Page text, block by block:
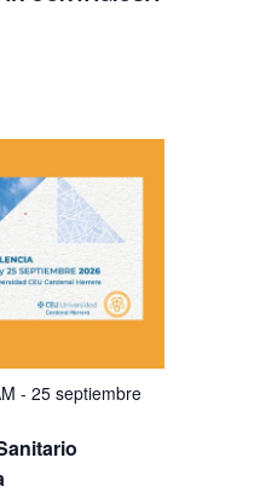
- 25 septiembre